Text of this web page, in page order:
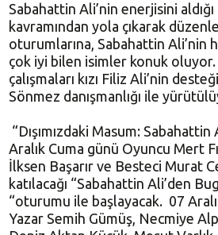
Sabahattin Ali’nin enerjisini
kavramından yola çıkarak
oturumlarına, Sabahattin Ali’nin
çok iyi bilen isimler konuk
çalışmaları kızı Filiz Ali’nin
Sönmez danışmanlığı ile
“Dışımızdaki Masum:
Aralık Cuma günü Oyuncu Mert
İlksen Başarır ve Besteci Murat
katılacağı “Sabahattin Ali’den
“oturumu ile başlayacak. 07
Yazar Semih Gümüş, Necmiye